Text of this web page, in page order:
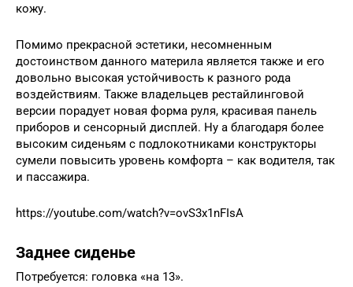
кожу.
Помимо прекрасной эстетики, несомненным
достоинством данного материла является также и его
довольно высокая устойчивость к разного рода
воздействиям. Также владельцев рестайлинговой
версии порадует новая форма руля, красивая панель
приборов и сенсорный дисплей. Ну а благодаря более
высоким сиденьям с подлокотниками конструкторы
сумели повысить уровень комфорта – как водителя, так
и пассажира.
https://youtube.com/watch?v=ovS3x1nFIsA
Заднее сиденье
Потребуется: головка «на 13».